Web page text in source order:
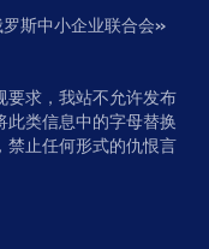
罗斯中小企业联合会»
要求，我站不允许发布
此类信息中的字母替换
禁止任何形式的仇恨言